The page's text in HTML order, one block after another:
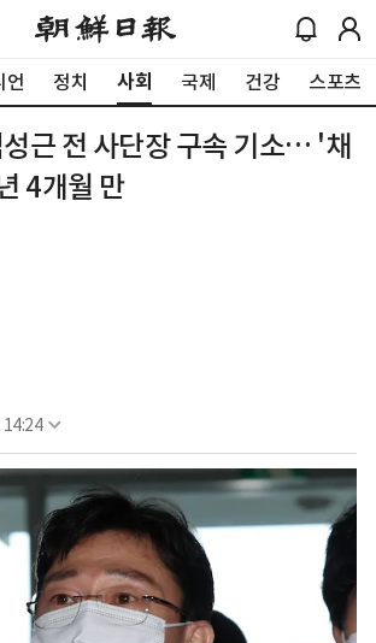
언 정치 사회 국제 건강 스포츠
근 전 사단장 구속 기소… '채
4개월 만
14:24